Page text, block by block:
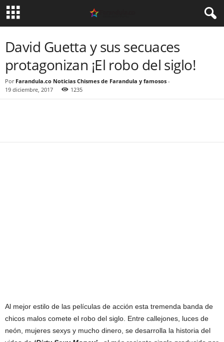
David Guetta y sus secuaces
protagonizan ¡El robo del siglo!
Por Farandula.co Noticias Chismes de Farandula y famosos -
19 diciembre, 2017
1235
Al mejor estilo de las películas de acción esta tremenda banda de
chicos malos comete el robo del siglo. Entre callejones, luces de
neón, mujeres sexys y mucho dinero, se desarrolla la historia del